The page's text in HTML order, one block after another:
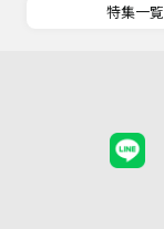
特集一覧